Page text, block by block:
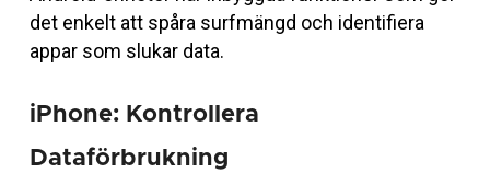
det enkelt att spåra surfmängd och identifiera
appar som slukar data.
iPhone: Kontrollera
Dataförbrukning